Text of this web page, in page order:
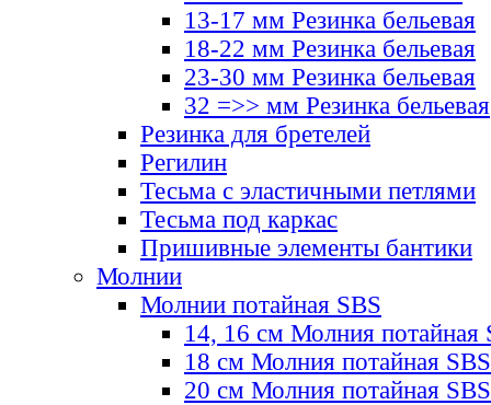
13-17 мм Резинка бельевая
18-22 мм Резинка бельевая
23-30 мм Резинка бельевая
32 =>> мм Резинка бельевая
Резинка для бретелей
Регилин
Тесьма с эластичными петлями
Тесьма под каркас
Пришивные элементы бантики
Молнии
Молнии потайная SBS
14, 16 см Молния потайная
18 см Молния потайная SBS
20 см Молния потайная SBS